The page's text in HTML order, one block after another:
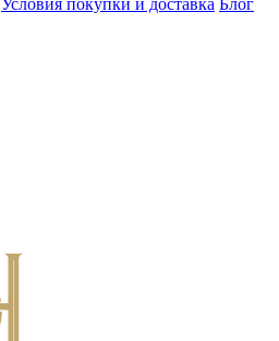
Условия покупки и доставка Блог